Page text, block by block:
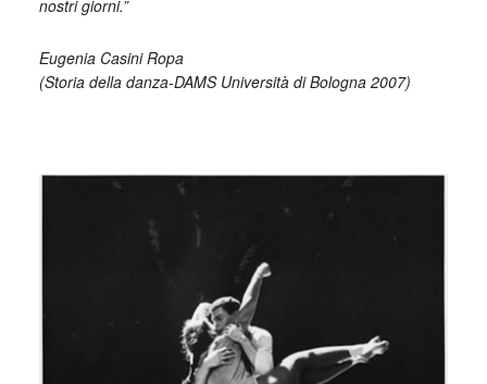
nostri giorni.”
Eugenia Casini Ropa
(Storia della danza-DAMS Università di Bologna 2007)